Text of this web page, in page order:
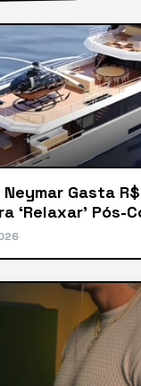
Neymar Gasta
‘Relaxar’ Pós-